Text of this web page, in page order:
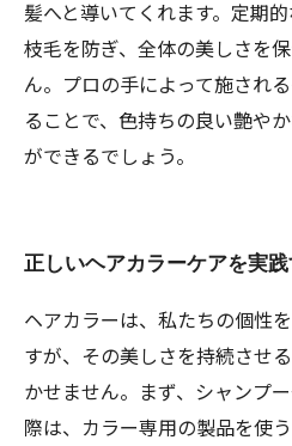
髪へと導いてくれます。定期
枝毛を防ぎ、全体の美しさを
ん。プロの手によって施され
ることで、色持ちの良い艶や
ができるでしょう。
正しいヘアカラーケアを実
ヘアカラーは、私たちの個性
すが、その美しさを持続させ
かせません。まず、シャンプ
際は、カラー専用の製品を使